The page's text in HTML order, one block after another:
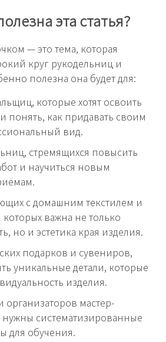
эта статья?
— это тема, которая
круг рукодельниц и
полезна она будет для:
которые хотят освоить
понять, как придавать своим
вид.
стремящихся повысить
и научиться новым
с домашним текстилем и
которых важна не только
но и эстетика края изделия.
подарков и сувениров,
уникальные детали, которые
изделия.
организаторов мастер-
нужны систематизированные
для обучения.